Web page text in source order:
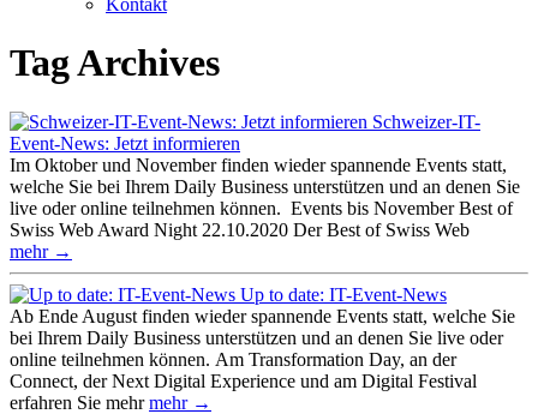
Kontakt
Tag Archives
Schweizer-IT-
Event-News: Jetzt informieren
Im Oktober und November finden wieder spannende Events statt,
welche Sie bei Ihrem Daily Business unterstützen und an denen Sie
live oder online teilnehmen können. Events bis November Best of
Swiss Web Award Night 22.10.2020 Der Best of Swiss Web
mehr →
Up to date: IT-Event-News
Ab Ende August finden wieder spannende Events statt, welche Sie
bei Ihrem Daily Business unterstützen und an denen Sie live oder
online teilnehmen können. Am Transformation Day, an der
Connect, der Next Digital Experience und am Digital Festival
erfahren Sie mehrmehr →